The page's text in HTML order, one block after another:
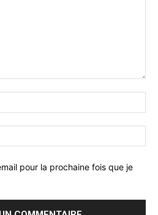
pour la prochaine fois que je